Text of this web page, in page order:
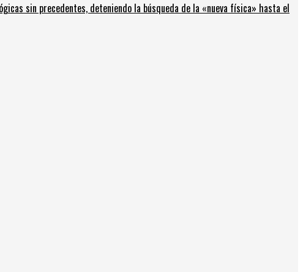
sin precedentes, deteniendo la búsqueda de la «nueva física» hasta el